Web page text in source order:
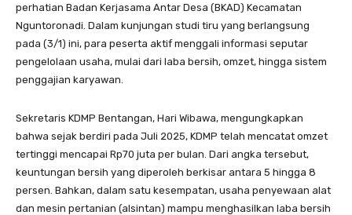
perhatian Badan Kerjasama Antar Desa (BKAD) Kecamatan
Nguntoronadi. Dalam kunjungan studi tiru yang berlangsung
pada (3/1) ini, para peserta aktif menggali informasi seputar
pengelolaan usaha, mulai dari laba bersih, omzet, hingga sistem
penggajian karyawan.
Sekretaris KDMP Bentangan, Hari Wibawa, mengungkapkan
bahwa sejak berdiri pada Juli 2025, KDMP telah mencatat omzet
tertinggi mencapai Rp70 juta per bulan. Dari angka tersebut,
keuntungan bersih yang diperoleh berkisar antara 5 hingga 8
persen. Bahkan, dalam satu kesempatan, usaha penyewaan alat
dan mesin pertanian (alsintan) mampu menghasilkan laba bersih